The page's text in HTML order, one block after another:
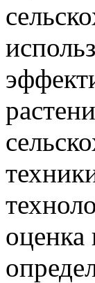
оценка